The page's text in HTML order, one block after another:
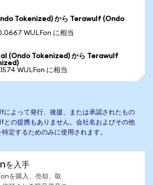
Tokenized) から Terawulf (Ondo
WULFon に相当
(Ondo Tokenized) から Terawulf
WULFon に相当
よって発行、後援、または承認されたもの
の提携もありません。会社名およびその他
定するためのみに使用されます。
を入手
を購入、売却、取